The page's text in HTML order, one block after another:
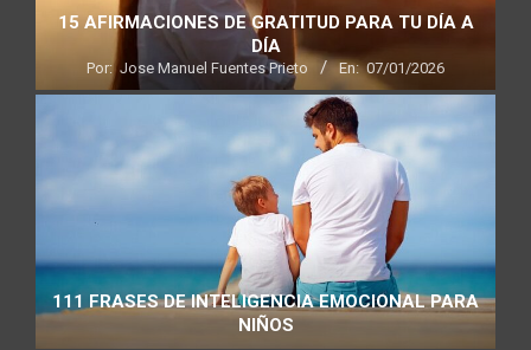
15 AFIRMACIONES DE GRATITUD PARA TU DÍA A
DÍA
Por: Jose Manuel Fuentes Prieto En: 07/01/2026
111 FRASES DE INTELIGENCIA EMOCIONAL PARA
NIÑOS